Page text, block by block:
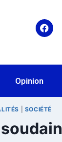
Opinion
SOCIÉTÉ